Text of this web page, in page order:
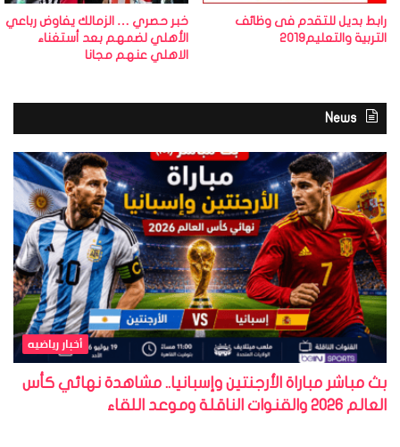
رابط بديل للتقدم فى وظائف
التربية والتعليم2019
خبر حصري … الزمالك يفاوض رباعي
الأهلي لضمهم بعد أستغناء
الاهلي عنهم مجانا
News
أخبار رياضيه
بث مباشر مباراة الأرجنتين وإسبانيا.. مشاهدة نهائي كأس
العالم 2026 والقنوات الناقلة وموعد اللقاء